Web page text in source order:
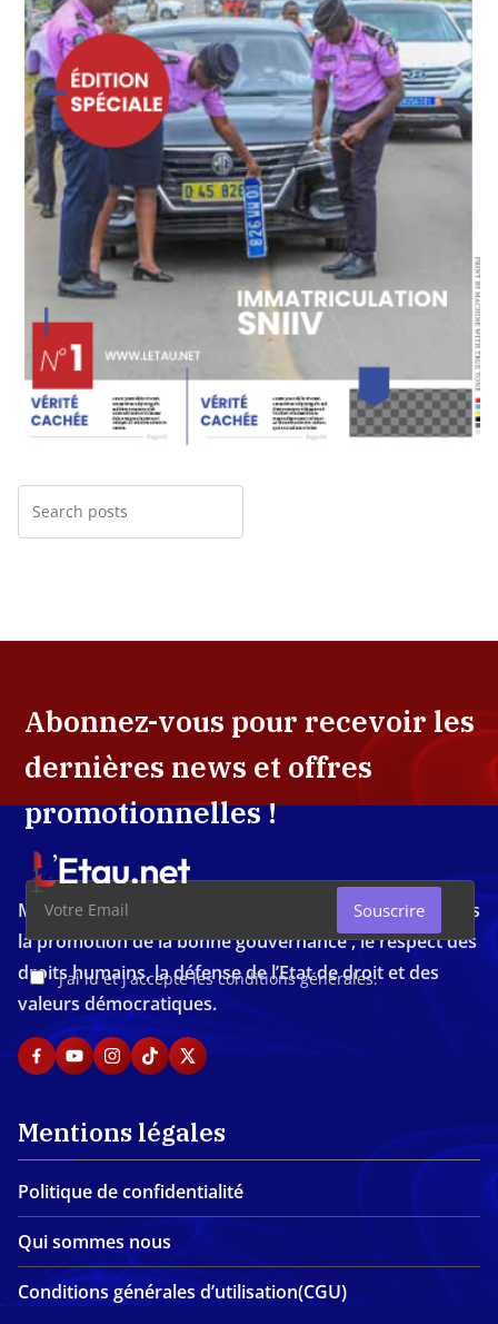
Abonnez-vous pour recevoir les
dernières news et offres
promotionnelles !
J'ai lu et j'accepte les conditions générales.
Souscrire
Média d'investigation ivoirien résolument engagé dans
la promotion de la bonne gouvernance , le respect des
droits humains, la défense de l’Etat de droit et des
valeurs démocratiques.
Mentions légales
Politique de confidentialité
Qui sommes nous
Conditions générales d’utilisation(CGU)